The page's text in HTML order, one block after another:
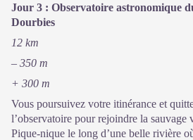
Jour 3 : Observatoire astronomique
Dourbies
12 km
– 350 m
+ 300 m
Vous poursuivez votre itinérance et
l’observatoire pour rejoindre la sauvage
Pique-nique le long d’une belle rivière